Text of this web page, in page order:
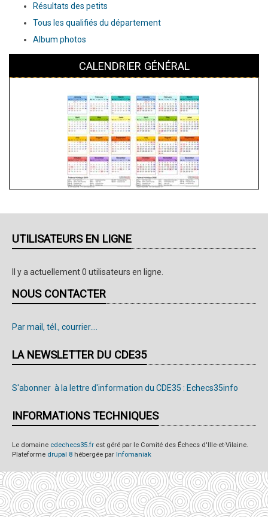
Résultats des petits
Tous les qualifiés du département
Album photos
CALENDRIER GÉNÉRAL
UTILISATEURS EN LIGNE
Il y a actuellement 0 utilisateurs en ligne.
NOUS CONTACTER
Par mail, tél., courrier....
LA NEWSLETTER DU CDE35
S'abonner à la lettre d'information du CDE35 : Echecs35info
INFORMATIONS TECHNIQUES
Le domaine cdechecs35.fr est géré par le Comité des Échecs d'Ille-et-Vilaine.
Plateforme drupal 8 hébergée par Infomaniak